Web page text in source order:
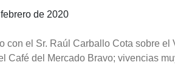
de 2020
con el Sr. Raúl Carballo Cota sobre
Café del Mercado Bravo; vivencias